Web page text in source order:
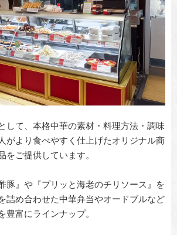
して、本格中華の素材・料理方法・調味
がより食べやすく仕上げたオリジナル商
をご提供しています。
豚』や『プリッと海老のチリソース』を
詰め合わせた中華弁当やオードブルなど
豊富にラインナップ。